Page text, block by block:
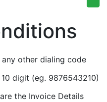
other dialing code
digit (eg. 9876543210)
the Invoice Details